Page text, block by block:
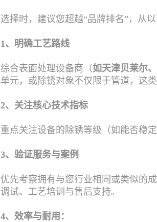
选择时，建议您超越“品牌排名”，从以
1、明确工艺路线
综合表面处理设备商（如天津贝莱尔
单元，或除锈对象不仅限于管道，这
2、关注核心技术指标
重点关注设备的除锈等级（如能否稳
3、验证服务与案例
优先考察拥有与您行业相同或类似的
调试、工艺培训与售后支持。
4、效率与耐用：